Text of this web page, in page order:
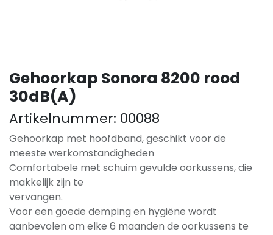
Gehoorkap Sonora 8200 rood
30dB(A)
Artikelnummer: 00088
Gehoorkap met hoofdband, geschikt voor de
meeste werkomstandigheden
Comfortabele met schuim gevulde oorkussens, die
makkelijk zijn te
vervangen.
Voor een goede demping en hygiëne wordt
aanbevolen om elke 6 maanden de oorkussens te